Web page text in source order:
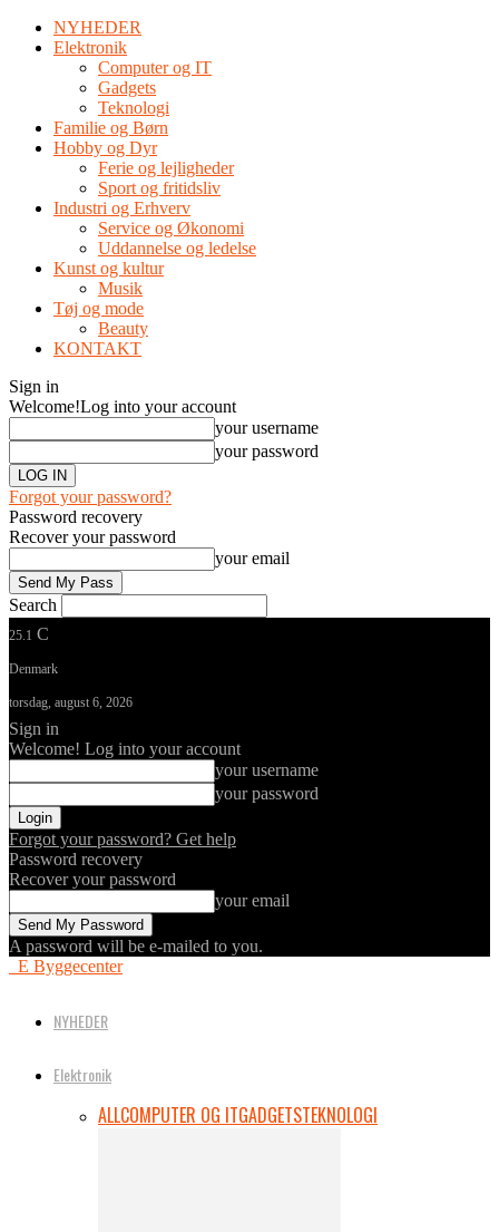
NYHEDER
Elektronik
Computer og IT
Gadgets
Teknologi
Familie og Børn
Hobby og Dyr
Ferie og lejligheder
Sport og fritidsliv
Industri og Erhverv
Service og Økonomi
Uddannelse og ledelse
Kunst og kultur
Musik
Tøj og mode
Beauty
KONTAKT
Sign in
Welcome!Log into your account
your username
your password
Forgot your password?
Password recovery
Recover your password
your email
Search
25.1 C
Denmark
torsdag, august 6, 2026
Sign in
Welcome! Log into your account
your username
your password
Forgot your password? Get help
Password recovery
Recover your password
your email
A password will be e-mailed to you.
E Byggecenter
NYHEDER
Elektronik
ALLCOMPUTER OG ITGADGETSTEKNOLOGI